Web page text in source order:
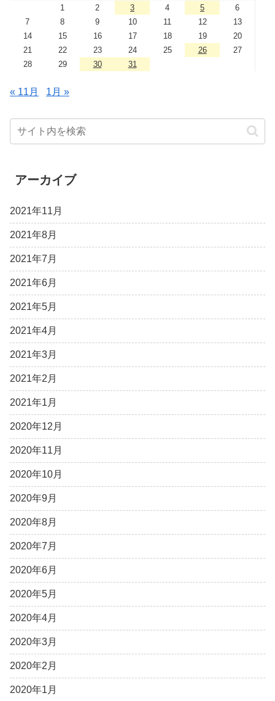
1 2 3 4 5
6
7
8 9 10 11 12
13
14
15 16 17 18 19
20
21
22 23 24 25 26
27
28
29 30 31
« 11月 1月 »
アーカイブ
2021年11月
2021年8月
2021年7月
2021年6月
2021年5月
2021年4月
2021年3月
2021年2月
2021年1月
2020年12月
2020年11月
2020年10月
2020年9月
2020年8月
2020年7月
2020年6月
2020年5月
2020年4月
2020年3月
2020年2月
2020年1月